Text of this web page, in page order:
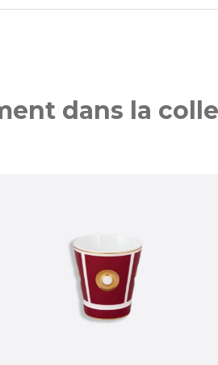
dans la